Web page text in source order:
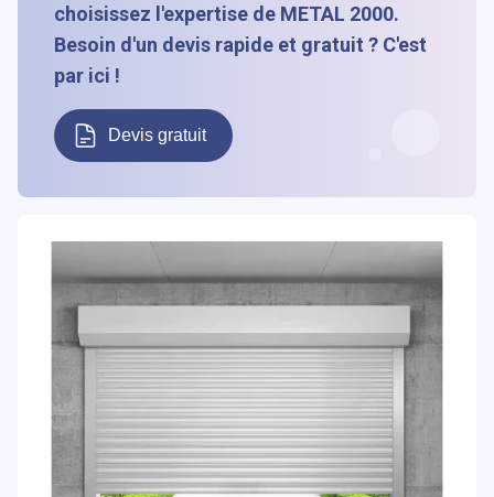
choisissez l'expertise de METAL 2000.
Besoin d'un devis rapide et gratuit ? C'est
par ici !
Devis gratuit